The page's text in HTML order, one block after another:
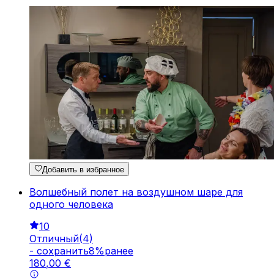
Добавить в избранное
Волшебный полет на воздушном шаре для
одного человека
10
Отличный(4)
- cохранить8%ранее
180,00 €